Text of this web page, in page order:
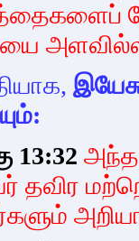
13:32 அந்த
தவிர